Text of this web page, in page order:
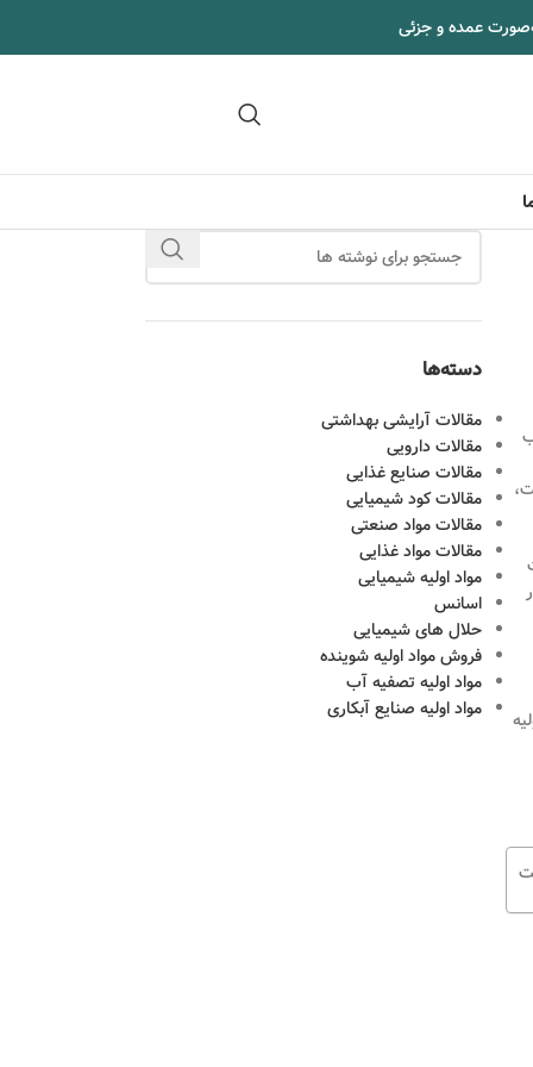
عمده و جزئی
دسته‌ها
مقالات آرایشی بهداشتی
مقالات دارویی
مقالات صنایع غذایی
مقالات کود شیمیایی
مقالات مواد صنعتی
مقالات مواد غذایی
مواد اولیه شیمیایی
اسانس
حلال های شیمیایی
فروش مواد اولیه شوینده
مواد اولیه تصفیه آب
مواد اولیه صنایع آبکاری